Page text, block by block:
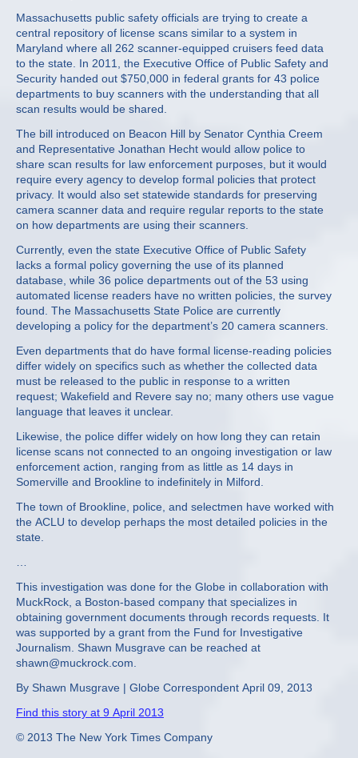
Massachusetts public safety officials are trying to create a
central repository of license scans similar to a system in
Maryland where all 262 scanner-equipped cruisers feed data
to the state. In 2011, the Executive Office of Public Safety and
Security handed out $750,000 in federal grants for 43 police
departments to buy scanners with the understanding that all
scan results would be shared.
The bill introduced on Beacon Hill by Senator Cynthia Creem
and Representative Jonathan Hecht would allow police to
share scan results for law enforcement purposes, but it would
require every agency to develop formal policies that protect
privacy. It would also set statewide standards for preserving
camera scanner data and require regular reports to the state
on how departments are using their scanners.
Currently, even the state Executive Office of Public Safety
lacks a formal policy governing the use of its planned
database, while 36 police departments out of the 53 using
automated license readers have no written policies, the survey
found. The Massachusetts State Police are currently
developing a policy for the department’s 20 camera scanners.
Even departments that do have formal license-reading policies
differ widely on specifics such as whether the collected data
must be released to the public in response to a written
request; Wakefield and Revere say no; many others use vague
language that leaves it unclear.
Likewise, the police differ widely on how long they can retain
license scans not connected to an ongoing investigation or law
enforcement action, ranging from as little as 14 days in
Somerville and Brookline to indefinitely in Milford.
The town of Brookline, police, and selectmen have worked with
the ACLU to develop perhaps the most detailed policies in the
state.
This investigation was done for the Globe in collaboration with
MuckRock, a Boston-based company that specializes in
obtaining government documents through records requests. It
was supported by a grant from the Fund for Investigative
Journalism. Shawn Musgrave can be reached at
shawn@muckrock.com.
By Shawn Musgrave | Globe Correspondent April 09, 2013
Find this story at 9 April 2013
© 2013 The New York Times Company